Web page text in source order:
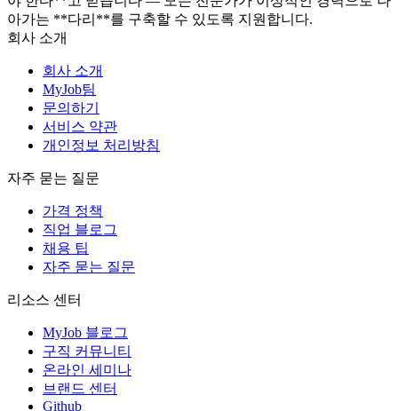
아가는 **다리**를 구축할 수 있도록 지원합니다.
회사 소개
회사 소개
MyJob팀
문의하기
서비스 약관
개인정보 처리방침
자주 묻는 질문
가격 정책
직업 블로그
채용 팁
자주 묻는 질문
리소스 센터
MyJob 블로그
구직 커뮤니티
온라인 세미나
브랜드 센터
Github